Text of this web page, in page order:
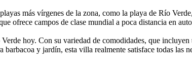
más vírgenes de la zona, como la playa de Río
ofrece campos de clase mundial a poca distancia en
hoy. Con su variedad de comodidades, que
y jardín, esta villa realmente satisface todas